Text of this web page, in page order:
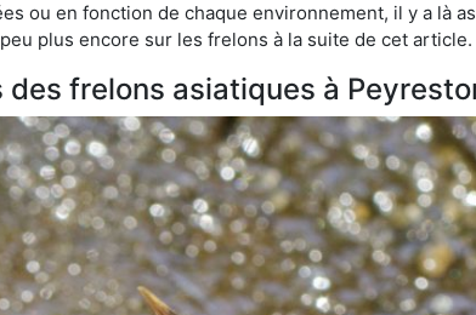
ou en fonction de chaque environnement, il y a là
plus encore sur les frelons à la suite de cet article.
des frelons asiatiques à